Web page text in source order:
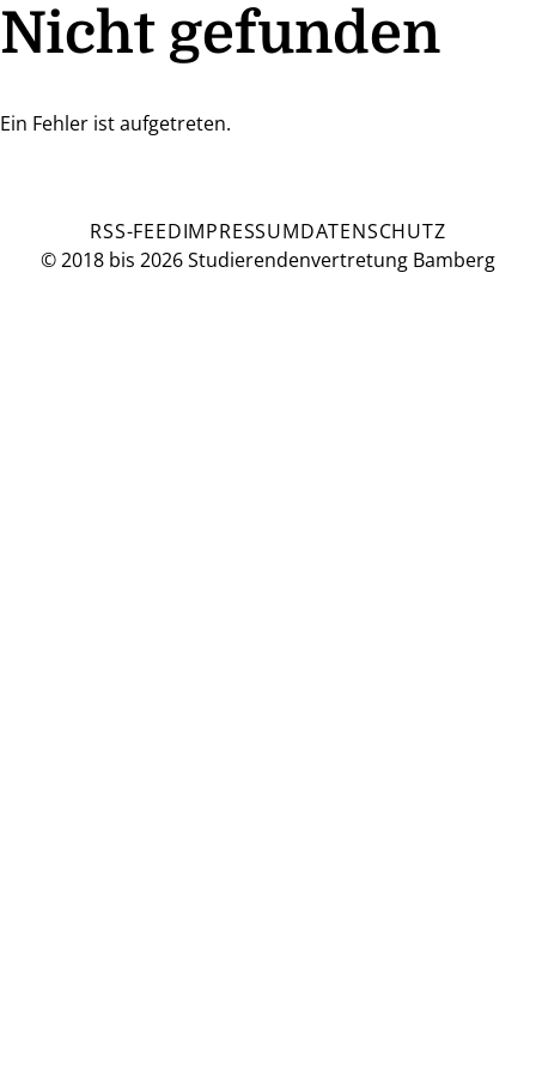
Nicht gefunden
Ein Fehler ist aufgetreten.
© 2018 bis 2026 Studierendenvertretung Bamberg
RSS-FEEDIMPRESSUMDATENSCHUTZ